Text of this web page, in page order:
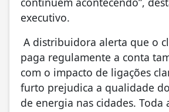
executivo.
A distribuidora alerta que o
paga regulamente a conta
com o impacto de ligações
furto prejudica a qualidade
de energia nas cidades. Toda